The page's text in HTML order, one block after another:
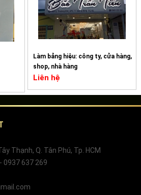
Làm bảng hiệu: công ty, cửa hàng,
shop, nhà hàng
Liên hệ
Thạnh, Q. Tân Phú, Tp. HCM
0937 637 269